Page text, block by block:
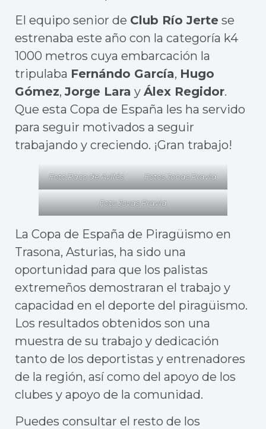
El equipo senior de Club Río Jerte se
estrenaba este año con la categoría k4
1000 metros cuya embarcación la
tripulaba Fernándo García, Hugo
Gómez, Jorge Lara y Álex Regidor.
Que esta Copa de España les ha servido
para seguir motivados a seguir
trabajando y creciendo. ¡Gran trabajo!
Foto Paco de Avilés Fotos Jonas Pravia
Foto Jovas Pravia
La Copa de España de Piragüismo en
Trasona, Asturias, ha sido una
oportunidad para que los palistas
extremeños demostraran el trabajo y
capacidad en el deporte del piragüismo.
Los resultados obtenidos son una
muestra de su trabajo y dedicación
tanto de los deportistas y entrenadores
de la región, así como del apoyo de los
clubes y apoyo de la comunidad.
Puedes consultar el resto de los